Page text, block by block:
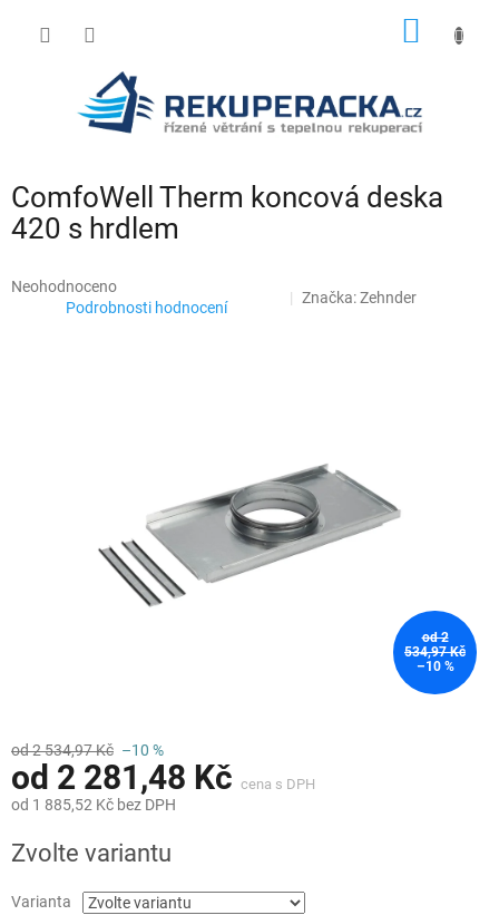
ComfoWell Therm koncová deska
420 s hrdlem
Průměrné
hodnocení
Neohodnoceno
Podrobnosti hodnocení
Značka:Zehnder
od 2
534,97 Kč
–10 %
od 2 534,97 Kč –10 %
od 2 281,48 Kč
od 1 885,52 Kč bez DPH
cena:
Zvolte variantu
Varianta